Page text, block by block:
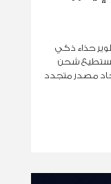
حذاء ذكي
تستطيع شحن
مصدر متجدد